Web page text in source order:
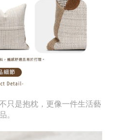
只是抱枕，更像一件生活藝
。